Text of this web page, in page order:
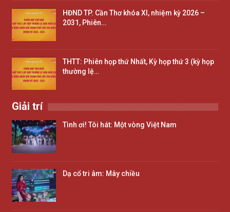
HĐND TP. Cần Thơ khóa XI, nhiệm kỳ 2026 –
2031, Phiên…
THTT: Phiên họp thứ Nhất, Kỳ họp thứ 3 (kỳ họp
thường lệ…
Giải trí
Tình ơi! Tôi hát: Một vòng Việt Nam
Dạ cổ tri âm: Mây chiều